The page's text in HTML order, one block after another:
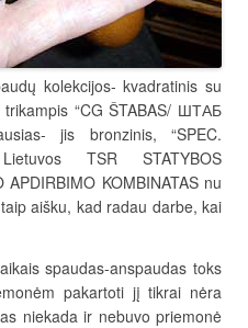
kolekcijos- kvadratinis su
“CG ŠTABAS/ ШТАБ
jis bronzinis, “SPEC.
TSR STATYBOS
KOMBINATAS nu
aišku, kad radau darbe, kai
spaudas-anspaudas toks
pakartoti jį tikrai nėra
niekada ir nebuvo priemonė